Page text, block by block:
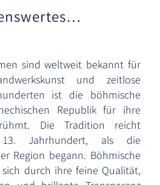
sind weltweit bekannt für
und zeitlose
ist die böhmische
Republik für ihre
Die Tradition reicht
Jahrhundert, als die
Region begann. Böhmische
sich durch ihre feine Qualität,